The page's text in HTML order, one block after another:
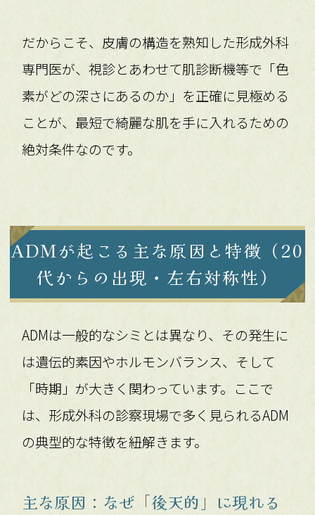
だからこそ、皮膚の構造を熟知した形成外科
専門医が、視診とあわせて肌診断機等で「色
素がどの深さにあるのか」を正確に見極める
ことが、最短で綺麗な肌を手に入れるための
絶対条件なのです。
ADMが起こる主な原因と特徴（20
代からの出現・左右対称性）
ADMは一般的なシミとは異なり、その発生に
は遺伝的素因やホルモンバランス、そして
「時期」が大きく関わっています。ここで
は、形成外科の診察現場で多く見られるADM
の典型的な特徴を紐解きます。
主な原因：なぜ「後天的」に現れる